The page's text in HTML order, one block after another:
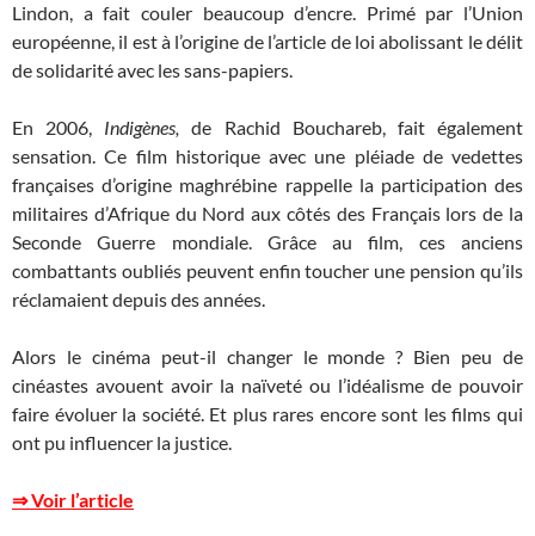
Lindon, a fait couler beaucoup d’encre. Primé par l’Union
européenne, il est à l’origine de l’article de loi abolissant le délit
de solidarité avec les sans-papiers.
En 2006, Indigènes, de Rachid Bouchareb, fait également
sensation. Ce film historique avec une pléiade de vedettes
françaises d’origine maghrébine rappelle la participation des
militaires d’Afrique du Nord aux côtés des Français lors de la
Seconde Guerre mondiale. Grâce au film, ces anciens
combattants oubliés peuvent enfin toucher une pension qu’ils
réclamaient depuis des années.
Alors le cinéma peut-il changer le monde ? Bien peu de
cinéastes avouent avoir la naïveté ou l’idéalisme de pouvoir
faire évoluer la société. Et plus rares encore sont les films qui
ont pu influencer la justice.
⇒ Voir l’article